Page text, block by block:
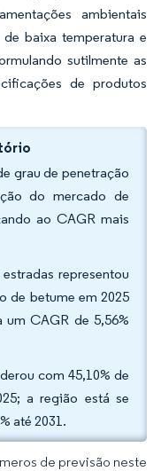
ambientais
baixa temperatura e
sutilmente as
de produtos
grau de penetração
do mercado de
ao CAGR mais
representou
de betume em 2025
CAGR de 5,56%
com 45,10% de
a região está se
até 2031.
de previsão neste